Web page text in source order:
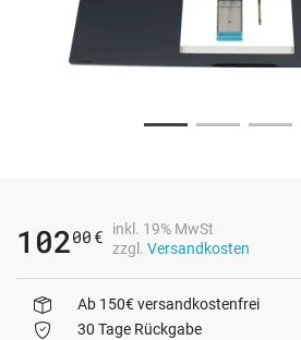
10200 €
inkl. 19% MwSt
zzgl. Versandkosten
Ab 150€ versandkostenfrei
30 Tage Rückgabe